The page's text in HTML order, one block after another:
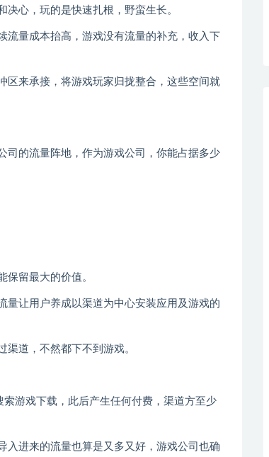
心，玩的是快速扎根，野蛮生长。
流量成本抬高，游戏没有流量的补充，收入下
区来承接，将游戏玩家归拢整合，这些空间就
司的流量阵地，作为游戏公司，你能占据多少
保留最大的价值。
量让用户养成以渠道为中心安装应用及游戏的
道，不然都下不到游戏。
游戏下载，此后产生任何付费，渠道方至少
入进来的流量也算是又多又好，游戏公司也确